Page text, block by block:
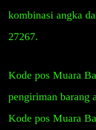
kombinasi angka
27267.
Kode pos Muara
pengiriman barang
Kode pos Muara